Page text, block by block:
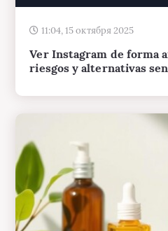
11:04, 15 октября 2025
Ver Instagram de forma
riesgos y alternativas